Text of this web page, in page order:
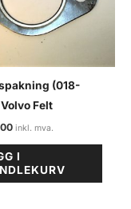
(018-
Felt
I